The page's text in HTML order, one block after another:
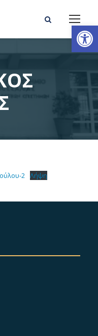
Ανοίξτε τη γραμμή εργαλείων
2 Λήψη